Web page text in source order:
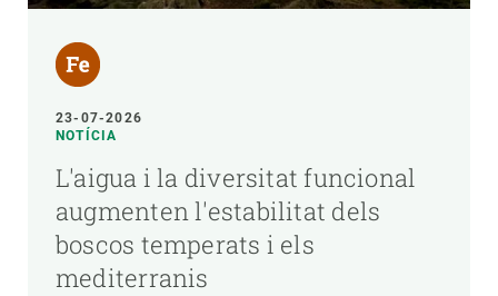
23-07-2026
NOTÍCIA
L'aigua i la diversitat funcional
augmenten l'estabilitat dels
boscos temperats i els
mediterranis